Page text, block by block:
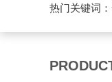
热门关键词：